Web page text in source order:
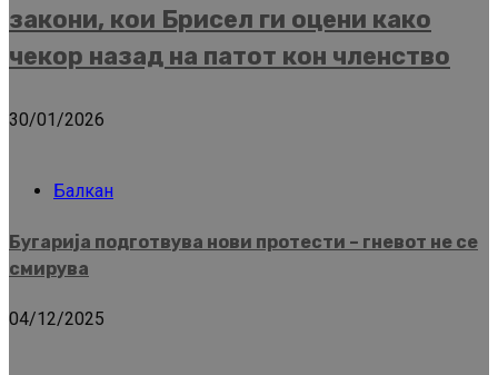
закони, кои Брисел ги оцени како
чекор назад на патот кон членство
30/01/2026
Балкан
Бугарија подготвува нови протести – гневот не се
смирува
04/12/2025